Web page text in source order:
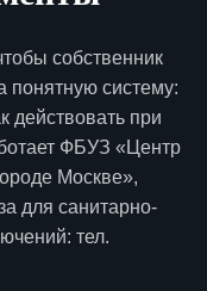
собственник
понятную систему:
действовать при
ФБУЗ «Центр
Москве»,
для санитарно-
тел.